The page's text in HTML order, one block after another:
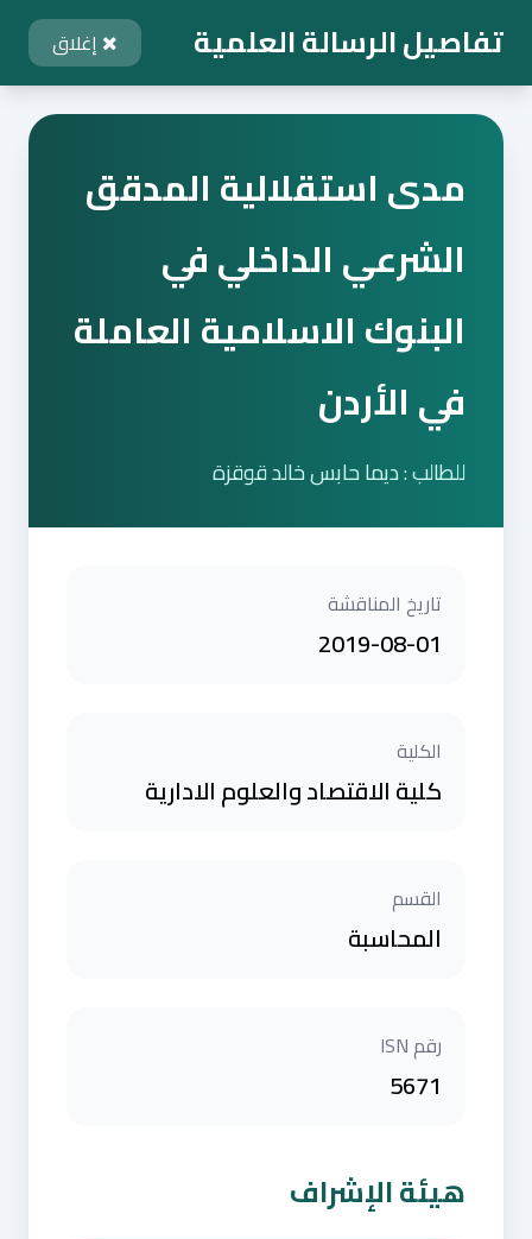
تفاصيل الرسالة العلمية
مدى استقلالية المدقق
الشرعي الداخلي في
البنوك الاسلامية العاملة
في الأردن
للطالب : ديما حابس خالد قوقزة
تاريخ المناقشة
2019-08-01
الكلية
كلية الاقتصاد والعلوم الادارية
القسم
المحاسبة
رقم ISN
5671
هيئة الإشراف